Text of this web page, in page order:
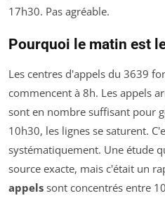
17h30. Pas agréable.
Pourquoi le matin est
Les centres d'appels du 3639
commencent à 8h. Les appels
sont en nombre suffisant pour
10h30, les lignes se saturent.
systématiquement. Une étude
source exacte, mais c'était un
appels sont concentrés entre